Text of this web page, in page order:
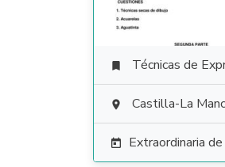
 Técnicas de Expresión
 Castilla-La
 Extraordinaria